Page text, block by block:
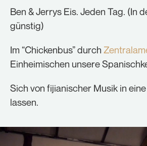
Ben & Jerrys Eis. Jeden Tag. (In
günstig)
Im “Chickenbus” durch
Einheimischen unsere
Sich von fijianischer Musik in
lassen.